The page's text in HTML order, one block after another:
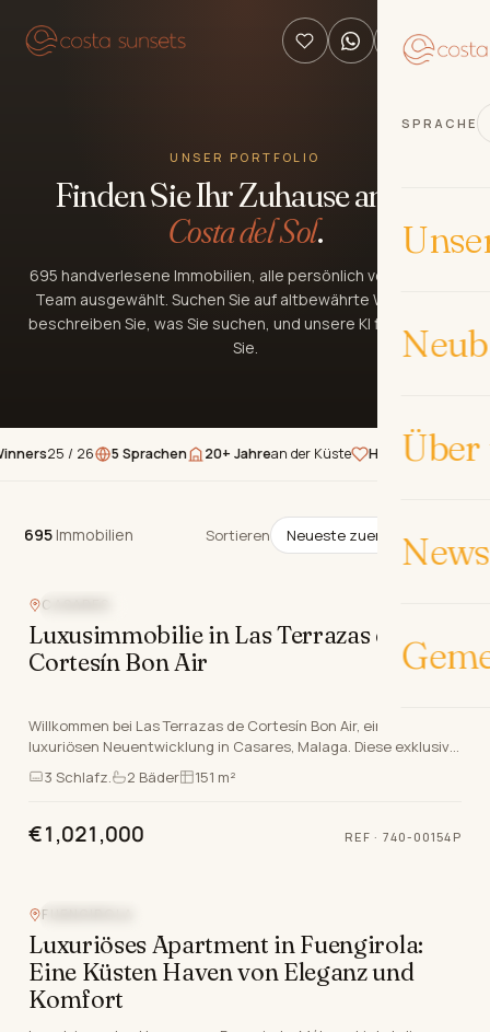
SPRACHE
Über
UNSER PORTFOLIO
Finden Sie Ihr Zuhause an der
Costa del Sol.
695 handverlesene Immobilien, alle persönlich von unserem
Team ausgewählt. Suchen Sie auf altbewährte Weise oder
beschreiben Sie, was Sie suchen, und unsere KI findet es für
Sie.
25 / 26 5 Sprachen 20+ Jahre an der Küste Handverlesene
695Immobilien
695 Immobilien Sortieren
CASARES
Luxusimmobilie in Las Terrazas de
Cortesín Bon Air
Willkommen bei Las Terrazas de Cortesín Bon Air, einer
luxuriösen Neuentwicklung in Casares, Malaga. Diese exklusive
Immobilie bietet eine Vielzahl atemberaube…
3 Schlafz. 2 Bäder 151 m²
€1,021,000 REF · 740-00154P
FUENGIROLA
Luxuriöses Apartment in Fuengirola:
Eine Küsten Haven von Eleganz und
Komfort